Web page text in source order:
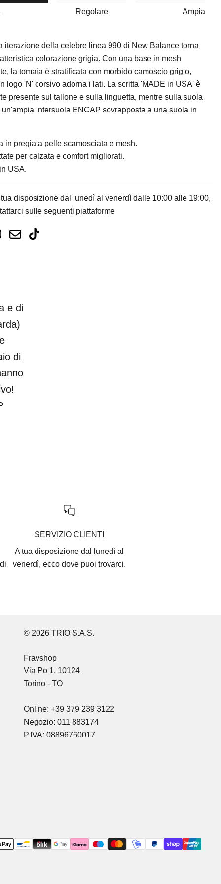
Regolare Ampia
iterazione della celebre linea 990 di New Balance torna
colorazione grigia. Con una base in mesh
la tomaia è stratificata con morbido camoscio grigio,
logo 'N' corsivo adorna i lati. La scritta 'MADE in USA' è
presente sul tallone e sulla linguetta, mentre sulla suola
un'ampia intersuola ENCAP sovrapposta a una suola in
in pregiata pelle scamosciata e mesh.
per calzata e comfort migliorati.
USA.
disposizione dal lunedì al venerdì dalle 10:00 alle 19:00,
sulle seguenti piattaforme
e di
di
SERVIZIO CLIENTI
A tua disposizione dal lunedì al
venerdì, eccodove puoi trovarci.
© 2026 TRIO S.A.S.
Fravshop
Via Po 1, 10124
Torino - TO
Online: +39 379 239 3122
Negozio: 011 883174
P.IVA: 08896760017